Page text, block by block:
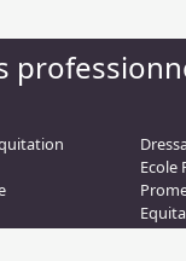
for the EU
Ecole